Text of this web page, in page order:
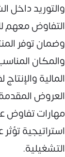
والتوريد داخل
التفاوض معهم
وضمان توفر
والمكان
المالية
العروض
مهارات تفاوض
استراتيجية
التشغيلية.